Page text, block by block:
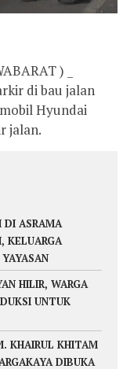
) _
di bau jalan
Hyundai
jalan.
DI ASRAMA
KELUARGA
HILIR, WARGA
UNTUK
KHAIRUL KHITAM
DIBUKA